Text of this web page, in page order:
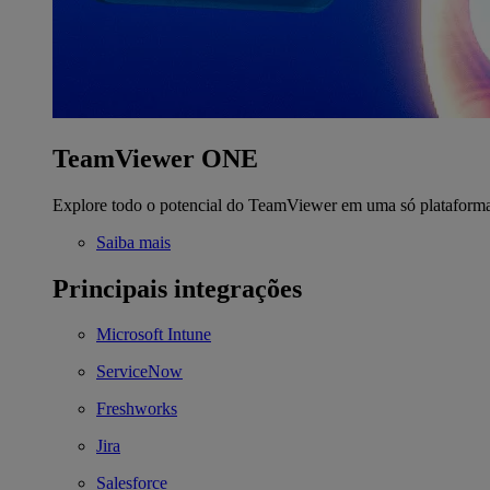
TeamViewer ONE
Explore todo o potencial do TeamViewer em uma só
Saiba mais
Principais integrações
Microsoft Intune
ServiceNow
Freshworks
Jira
Salesforce